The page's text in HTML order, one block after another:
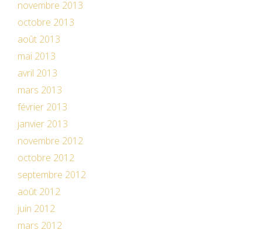
novembre 2013
octobre 2013
août 2013
mai 2013
avril 2013
mars 2013
février 2013
janvier 2013
novembre 2012
octobre 2012
septembre 2012
août 2012
juin 2012
mars 2012